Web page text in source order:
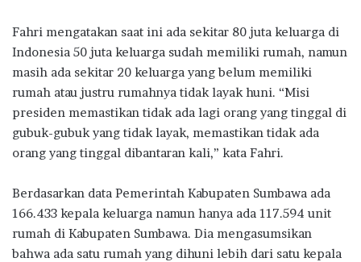
Fahri mengatakan saat ini ada sekitar 80 juta keluarga di
Indonesia 50 juta keluarga sudah memiliki rumah, namun
masih ada sekitar 20 keluarga yang belum memiliki
rumah atau justru rumahnya tidak layak huni. “Misi
presiden memastikan tidak ada lagi orang yang tinggal di
gubuk-gubuk yang tidak layak, memastikan tidak ada
orang yang tinggal dibantaran kali,” kata Fahri.
Berdasarkan data Pemerintah Kabupaten Sumbawa ada
166.433 kepala keluarga namun hanya ada 117.594 unit
rumah di Kabupaten Sumbawa. Dia mengasumsikan
bahwa ada satu rumah yang dihuni lebih dari satu kepala